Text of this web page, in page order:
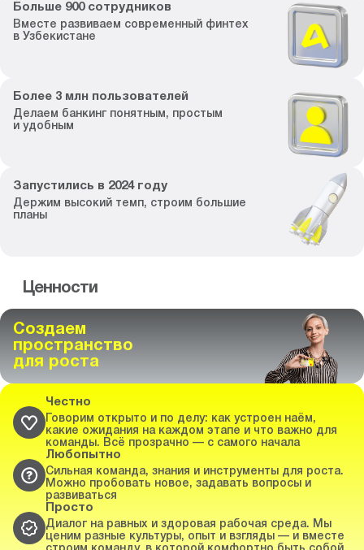
Больше 900сотрудников
Вместе развиваем современный финтех
в Узбекистане
Более 3 млн пользователей
Делаем банкинг понятным, простым
и удобным
Запустились в 2024году
Держим высокий темп, строим большие
планы
Ценности
Создаем
пространство
для роста
Честно
Говорим открыто и по делу: как устроен наём,
какие ожидания на каждом этапе и что важно для
команды. Всё прозрачно — с самого начала
Любопытно
Сильная команда, знания и инструменты для роста.
Можно пробовать новое, задавать вопросы и
развиваться
Просто
Диалог на равных и здоровая рабочая среда. Мы
ценим разные культуры, опыт и взгляды — и вместе